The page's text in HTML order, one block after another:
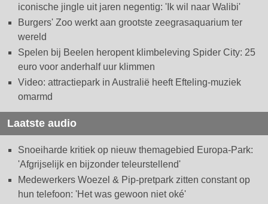
iconische jingle uit jaren negentig: 'Ik wil naar Walibi'
Burgers' Zoo werkt aan grootste zeegrasaquarium ter
wereld
Spelen bij Beelen heropent klimbeleving Spider City: 25
euro voor anderhalf uur klimmen
Video: attractiepark in Australië heeft Efteling-muziek
omarmd
Laatste audio
Snoeiharde kritiek op nieuw themagebied Europa-Park:
'Afgrijselijk en bijzonder teleurstellend'
Medewerkers Woezel & Pip-pretpark zitten constant op
hun telefoon: 'Het was gewoon niet oké'